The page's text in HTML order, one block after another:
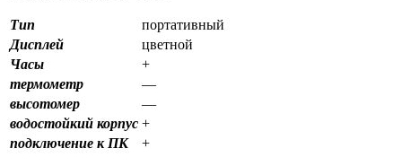
Тип
портативный
Дисплей
цветной
Часы
+
термометр
—
высотомер
—
водостойкий корпус +
подключение к ПК
+